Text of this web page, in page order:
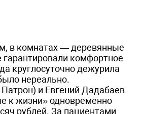
в комнатах — деревянные
гарантировали комфортное
круглосуточно дежурила
нереально.
и Евгений Дадабаев
к жизни» одновременно
рублей. За пациентами